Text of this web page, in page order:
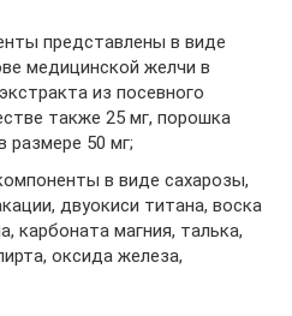
представлены в виде
медицинской желчи в
из посевного
также 25 мг, порошка
размере 50 мг;
в виде сахарозы,
двуокиси титана, воска
карбоната магния, талька,
оксида железа,